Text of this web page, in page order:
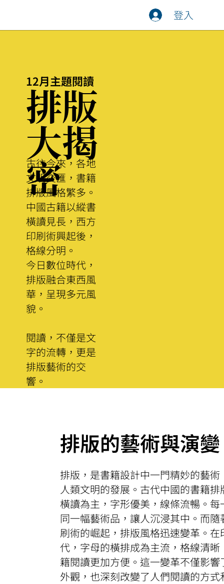
登入
​排版
大揭
密
古往今來，各地
文明交匯，書籍
排版風格繁多。
中國古籍以縱書
橫讀見長，西方
印刷術興起後，
格線分明。
今日數位時代，
排版融合東西風
華，呈現多元風
貌。
閱讀，不僅是文
字的流轉，更是
排版藝術的交
響。
12月主題閱讀
排版的藝術與演變
排版，是書籍設計中一門精妙的藝術
人類文明的發展。古代中國的書籍排
橫讀為主，字形優美，線條流暢。每
同一幅藝術品，讓人沉浸其中。而隨
刷術的崛起，排版風格迅速變革。在
代，字母的橫排成為主流，格線清晰
籍閱讀更加方便。這一變革不僅影響
外觀，也深刻改變了人們閱讀的方式